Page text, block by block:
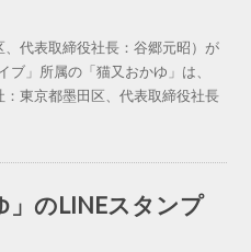
代表取締役社長：谷郷元昭）が
」所属の「猫又おかゆ」は、
東京都墨田区、代表取締役社長
」のLINEスタンプ